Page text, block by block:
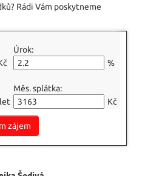
Rádi Vám poskytneme
Úrok:
%
let
Měs. splátka:
Kč
zájem